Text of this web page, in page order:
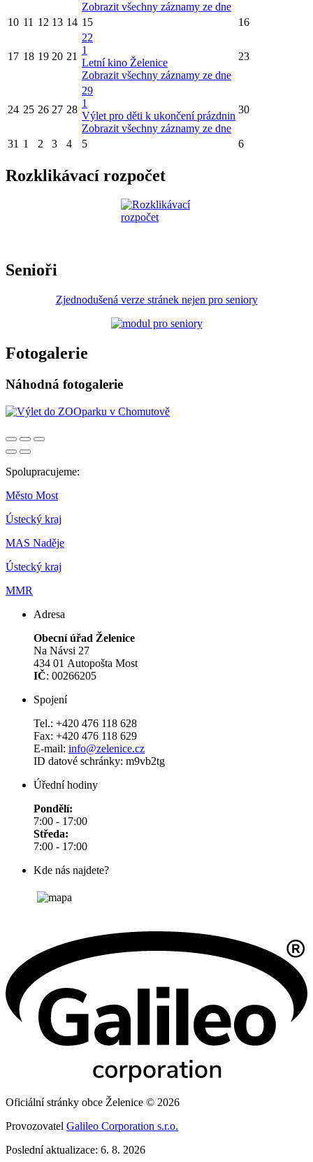
Zobrazit všechny záznamy ze dne
10 11 12 13 14 15 16
17 18 19 20 21
22
1
Letní kino Želenice
Zobrazit všechny záznamy ze dne
23
24 25 26 27 28
29
1
Výlet pro děti k ukončení prázdnin
Zobrazit všechny záznamy ze dne
30
31 1 2 3 4 5 6
Rozklikávací rozpočet
Senioři
Zjednodušená verze stránek nejen pro seniory
Fotogalerie
Náhodná fotogalerie
Spolupracujeme:
Město Most
Ústecký kraj
MAS Naděje
Ústecký kraj
MMR
Adresa
Obecní úřad Želenice
Na Návsi 27
434 01 Autopošta Most
IČ: 00266205
Spojení
Tel.: +420 476 118 628
Fax: +420 476 118 629
E-mail: info@zelenice.cz
ID datové schránky: m9vb2tg
Úřední hodiny
Pondělí:
7:00 - 17:00
Středa:
7:00 - 17:00
Kde nás najdete?
Oficiální stránky obce Želenice © 2026
Provozovatel Galileo Corporation s.r.o.
Poslední aktualizace: 6. 8. 2026